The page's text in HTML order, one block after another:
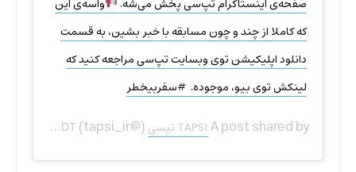
صفحه‌ی اینستاگرام تپ‌سی پخش می‌شه.
واسه‌ی این
که کاملا از چند و چون مسابقه با خبر بشین، به قسمت
دانلود اپلیکیشن توی وبسایت تپ‌سی مراجعه کنید که
لینکش توی بیو، موجوده. ‏ #سفربیخطر
A post shared by TAPSI تپسی (@tapsi_ir) on
Jun 23, 2019 at 11:56am PDT